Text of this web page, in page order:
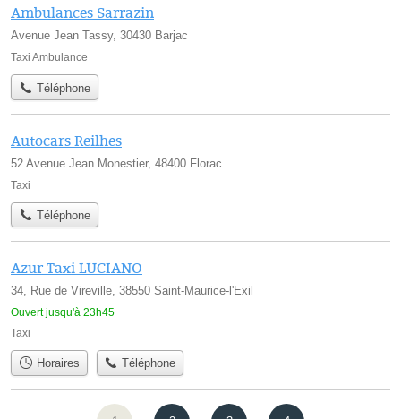
Ambulances Sarrazin
Avenue Jean Tassy, 30430 Barjac
Taxi Ambulance
Téléphone
Autocars Reilhes
52 Avenue Jean Monestier, 48400 Florac
Taxi
Téléphone
Azur Taxi LUCIANO
34, Rue de Vireville, 38550 Saint-Maurice-l'Exil
Ouvert jusqu'à 23h45
Taxi
Horaires Téléphone